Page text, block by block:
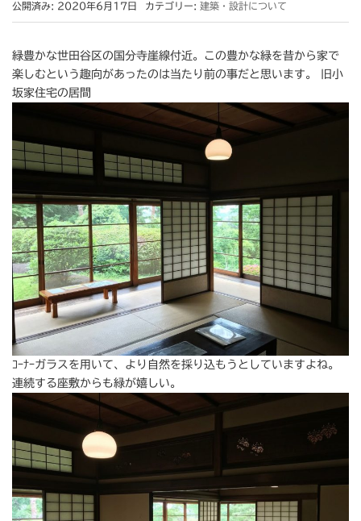
公開済み: 2020年6月17日 カテゴリー: 建築・設計について
緑豊かな世田谷区の国分寺崖線付近。この豊かな緑を昔から家で
楽しむという趣向があったのは当たり前の事だと思います。 旧小
坂家住宅の居間
ｺｰﾅｰガラスを用いて、より自然を採り込もうとしていますよね。
連続する座敷からも緑が嬉しい。